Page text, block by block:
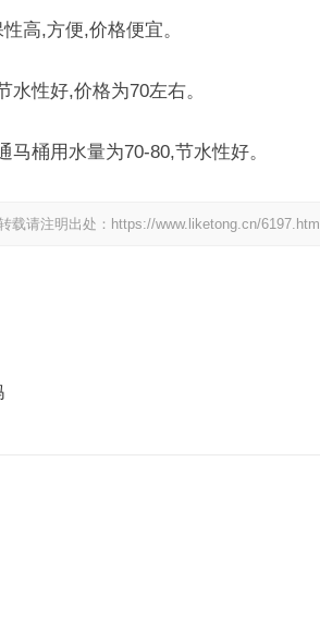
高,方便,价格便宜。
水性好,价格为70左右。
马桶用水量为70-80,节水性好。
载请注明出处：https://www.liketong.cn/6197.html